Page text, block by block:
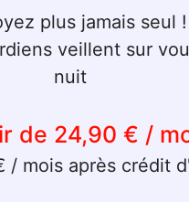
plus jamais seul !
veillent sur
nuit
de 24,90 € /
/ mois après crédit